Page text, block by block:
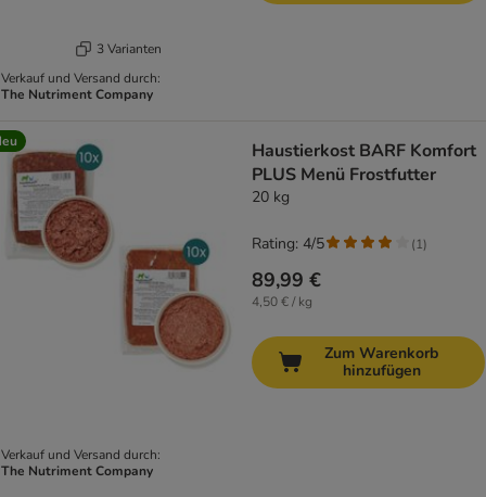
3 Varianten
Verkauf und Versand durch:
The Nutriment Company
Verkauf und Versand durch:
The Nutriment Company
Haustierkost BARF Komfort
PLUS Menü Frostfutter
20 kg
89,99 €
4,50 € / kg
Rating: 4/5 (1)
Zum Warenkorb
hinzufügen